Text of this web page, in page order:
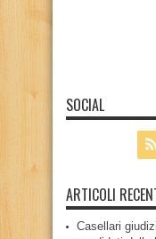
SOCIAL
ARTICOLI
Casellari